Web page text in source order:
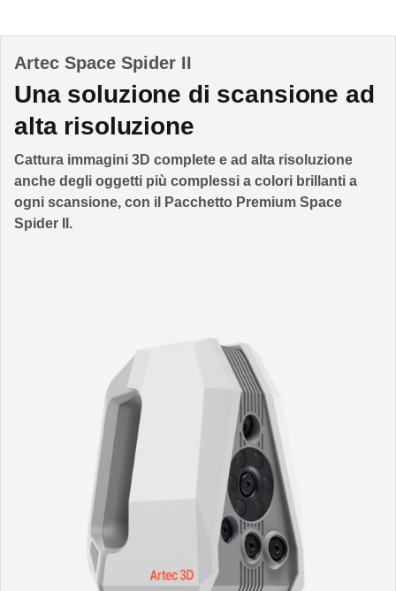
Artec Space Spider II
Una soluzione di scansione ad
alta risoluzione
Cattura immagini 3D complete e ad alta risoluzione
anche degli oggetti più complessi a colori brillanti a
ogni scansione, con il Pacchetto Premium Space
Spider II.